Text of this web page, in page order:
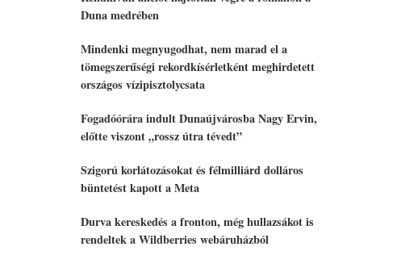
Duna medrében
Mindenki megnyugodhat, nem marad el a
tömegszerűségi rekordkísérletként meghirdetett
országos vízipisztolycsata
Fogadóórára indult Dunaújvárosba Nagy Ervin,
előtte viszont „rossz útra tévedt”
Szigorú korlátozásokat és félmilliárd dolláros
büntetést kapott a Meta
Durva kereskedés a fronton, még hullazsákot is
rendeltek a Wildberries webáruházból